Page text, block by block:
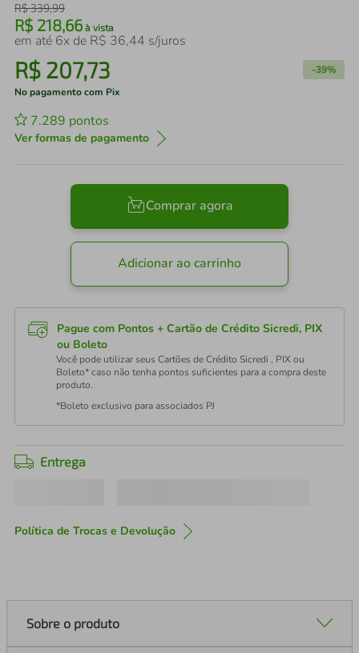
R$339,99
R$ 218,66 à vista
em até 6x de R$ 36,44 s/juros
R$ 207,73 -39%
No pagamento com Pix
7.289 pontos
Ver formas de pagamento
Comprar agora
Adicionar ao carrinho
Pague com Pontos + Cartão de Crédito Sicredi, PIX
ou Boleto
Você pode utilizar seus Cartões de Crédito Sicredi , PIX ou
Boleto* caso não tenha pontos suficientes para a compra deste
produto.
*Boleto exclusivo para associados PJ
Entrega
Política de Trocas e Devolução
Sobre o produto